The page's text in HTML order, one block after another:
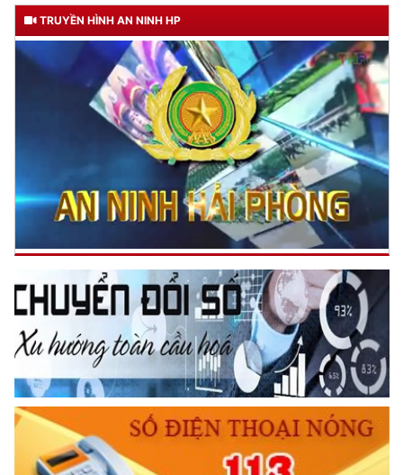
TRUYỀN HÌNH AN NINH HP